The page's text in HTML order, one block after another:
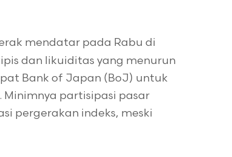
mendatar pada Rabu di
dan likuiditas yang menurun
Bank of Japan (BoJ) untuk
partisipasi pasar
pergerakan indeks, meski